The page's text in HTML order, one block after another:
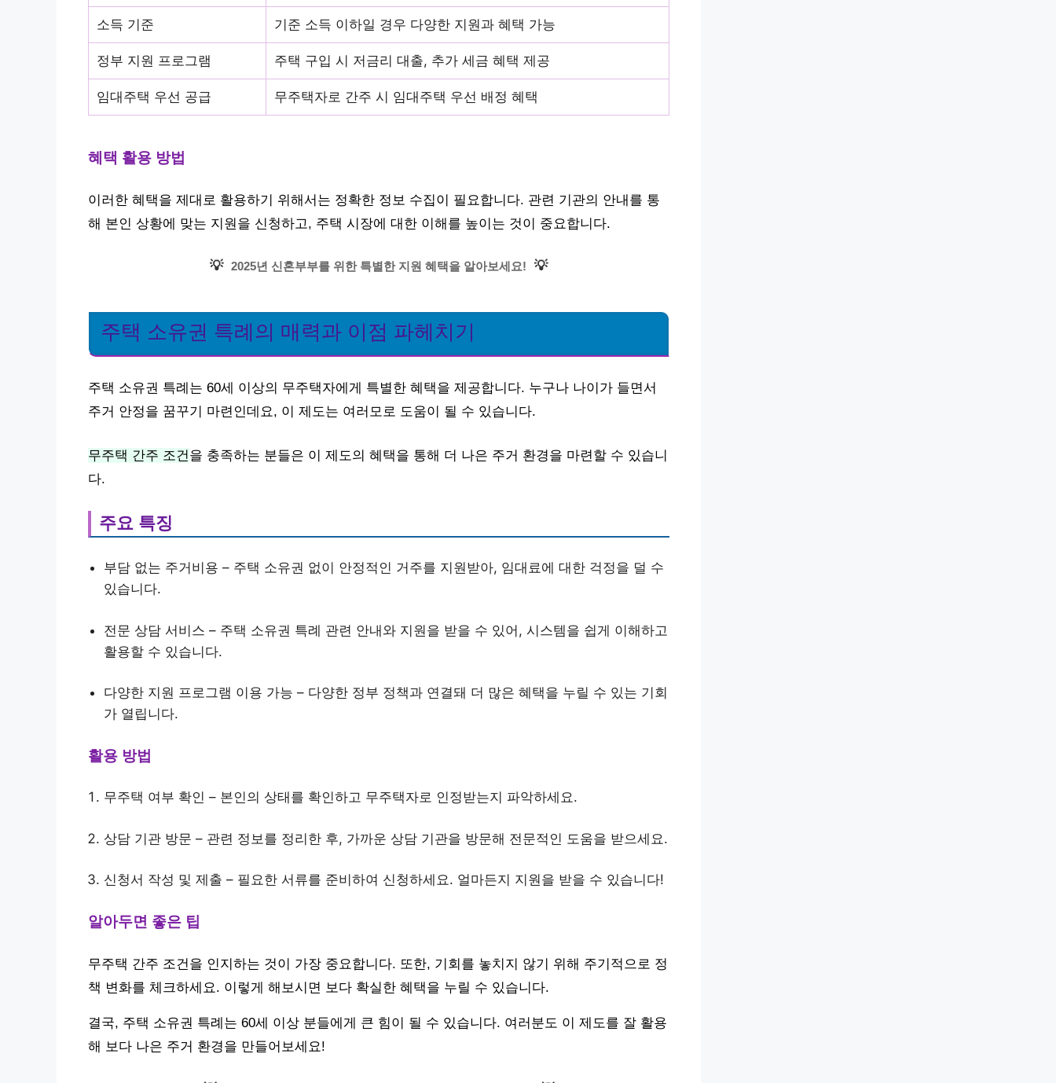
소득 기준 기준 소득 이하일 경우 다양한 지원과 혜택 가능
정부 지원 프로그램 주택 구입 시 저금리 대출, 추가 세금 혜택 제공
임대주택 우선 공급 무주택자로 간주 시 임대주택 우선 배정 혜택
혜택 활용 방법
이러한 혜택을 제대로 활용하기 위해서는 정확한 정보 수집이 필요합니다. 관련 기관의 안내를 통
해 본인 상황에 맞는 지원을 신청하고, 주택 시장에 대한 이해를 높이는 것이 중요합니다.
💡 2025년 신혼부부를 위한 특별한 지원 혜택을 알아보세요! 💡
주택 소유권 특례의 매력과 이점 파헤치기
주택 소유권 특례는 60세 이상의 무주택자에게 특별한 혜택을 제공합니다. 누구나 나이가 들면서
주거 안정을 꿈꾸기 마련인데요, 이 제도는 여러모로 도움이 될 수 있습니다.
무주택 간주 조건 을 충족하는 분들은 이 제도의 혜택을 통해 더 나은 주거 환경을 마련할 수 있습니
다.
주요 특징
부담 없는 주거비용 – 주택 소유권 없이 안정적인 거주를 지원받아, 임대료에 대한 걱정을 덜 수
있습니다.
전문 상담 서비스 – 주택 소유권 특례 관련 안내와 지원을 받을 수 있어, 시스템을 쉽게 이해하고
활용할 수 있습니다.
다양한 지원 프로그램 이용 가능 – 다양한 정부 정책과 연결돼 더 많은 혜택을 누릴 수 있는 기회
가 열립니다.
활용 방법
무주택 여부 확인 – 본인의 상태를 확인하고 무주택자로 인정받는지 파악하세요.
상담 기관 방문 – 관련 정보를 정리한 후, 가까운 상담 기관을 방문해 전문적인 도움을 받으세요.
신청서 작성 및 제출 – 필요한 서류를 준비하여 신청하세요. 얼마든지 지원을 받을 수 있습니다!
알아두면 좋은 팁
무주택 간주 조건을 인지하는 것이 가장 중요합니다. 또한, 기회를 놓치지 않기 위해 주기적으로 정
책 변화를 체크하세요. 이렇게 해보시면 보다 확실한 혜택을 누릴 수 있습니다.
결국, 주택 소유권 특례는 60세 이상 분들에게 큰 힘이 될 수 있습니다. 여러분도 이 제도를 잘 활용
해 보다 나은 주거 환경을 만들어보세요!